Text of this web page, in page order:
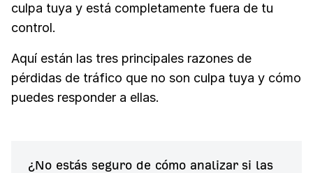
culpa tuya y está completamente fuera de tu
control.
Aquí están las tres principales razones de
pérdidas de tráfico que no son culpa tuya y cómo
puedes responder a ellas.
¿No estás seguro de cómo analizar si las